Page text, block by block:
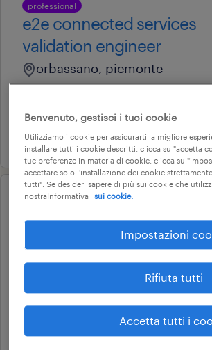
professional
e2e connected services
validation engineer
orbassano, piemonte
26.000 € - 30.000 € annuale
5 agosto 2026
ingegnere elettronico
meccatronico-categorie
protette l 68/99
tempo determinato
34.000 € - 40.000 € annuale
Benvenuto, gestisci i tuoi cookie
Utilizziamo i cookie per assicurarti la migliore
installare tutti i cookie descritti, clicca su "accetta
tue preferenze in materia di cookie, clicca su
accettare solo l'installazione dei cookie
tutti". Se desideri sapere di più sui cookie che
nostraInformativa
sui cookie.
Impostazioni
Rifiuta tutti
Accetta tutti i